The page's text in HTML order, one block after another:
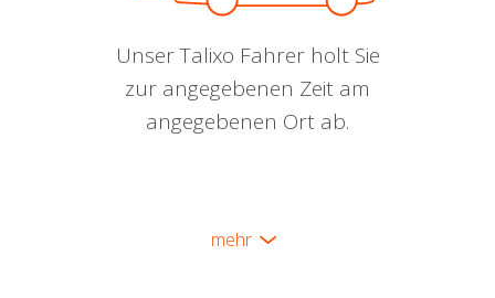
Unser Talixo Fahrer holt Sie
zur angegebenen Zeit am
angegebenen Ort ab.
mehr